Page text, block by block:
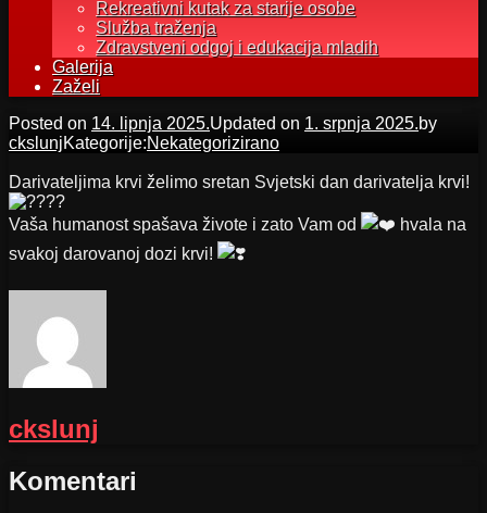
Rekreativni kutak za starije osobe
Služba traženja
Zdravstveni odgoj i edukacija mladih
Galerija
Zaželi
Posted on 14. lipnja 2025.Updated on 1. srpnja 2025.by
ckslunjKategorije:Nekategorizirano
Darivateljima krvi želimo sretan Svjetski dan darivatelja krvi!
Vaša humanost spašava živote i zato Vam od
hvala na
svakoj darovanoj dozi krvi!
ckslunj
Komentari